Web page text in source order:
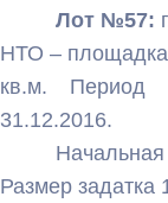
Лот №57:
НТО –
кв.м. Период
31.12.2016.
Размер задатка